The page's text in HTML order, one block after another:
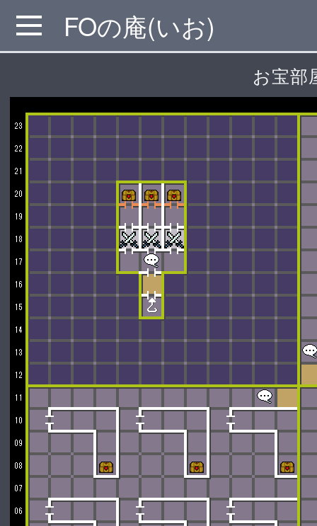
MENU FOの庵(いお)
お宝部